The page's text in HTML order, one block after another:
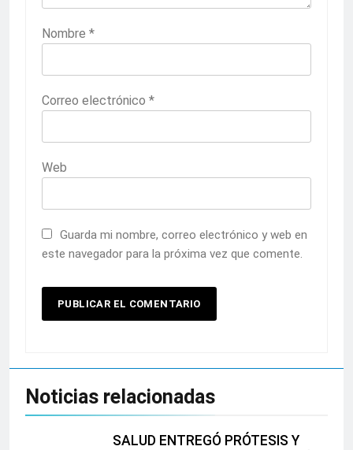
Nombre *
Correo electrónico *
Web
Guarda mi nombre, correo electrónico y web en
este navegador para la próxima vez que comente.
Noticias relacionadas
SALUD ENTREGÓ PRÓTESIS Y